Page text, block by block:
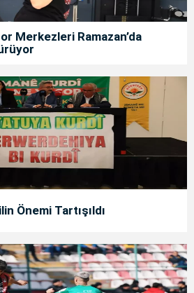
Merkezleri Ramazan’da
Önemi Tartışıldı